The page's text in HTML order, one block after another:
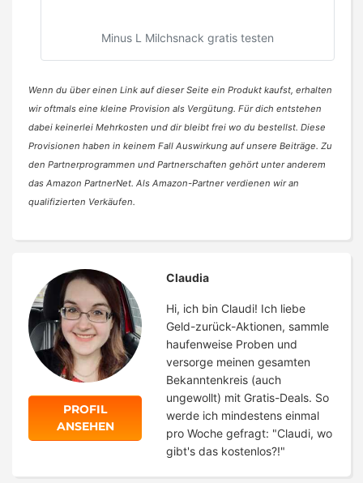
Minus L Milchsnack gratis testen
Wenn du über einen Link auf dieser Seite ein Produkt kaufst, erhalten
wir oftmals eine kleine Provision als Vergütung. Für dich entstehen
dabei keinerlei Mehrkosten und dir bleibt frei wo du bestellst. Diese
Provisionen haben in keinem Fall Auswirkung auf unsere Beiträge. Zu
den Partnerprogrammen und Partnerschaften gehört unter anderem
das Amazon PartnerNet. Als Amazon-Partner verdienen wir an
qualifizierten Verkäufen.
PROFIL
ANSEHEN
Claudia
Hi, ich bin Claudi! Ich liebe
Geld-zurück-Aktionen, sammle
haufenweise Proben und
versorge meinen gesamten
Bekanntenkreis (auch
ungewollt) mit Gratis-Deals. So
werde ich mindestens einmal
pro Woche gefragt: "Claudi, wo
gibt's das kostenlos?!"